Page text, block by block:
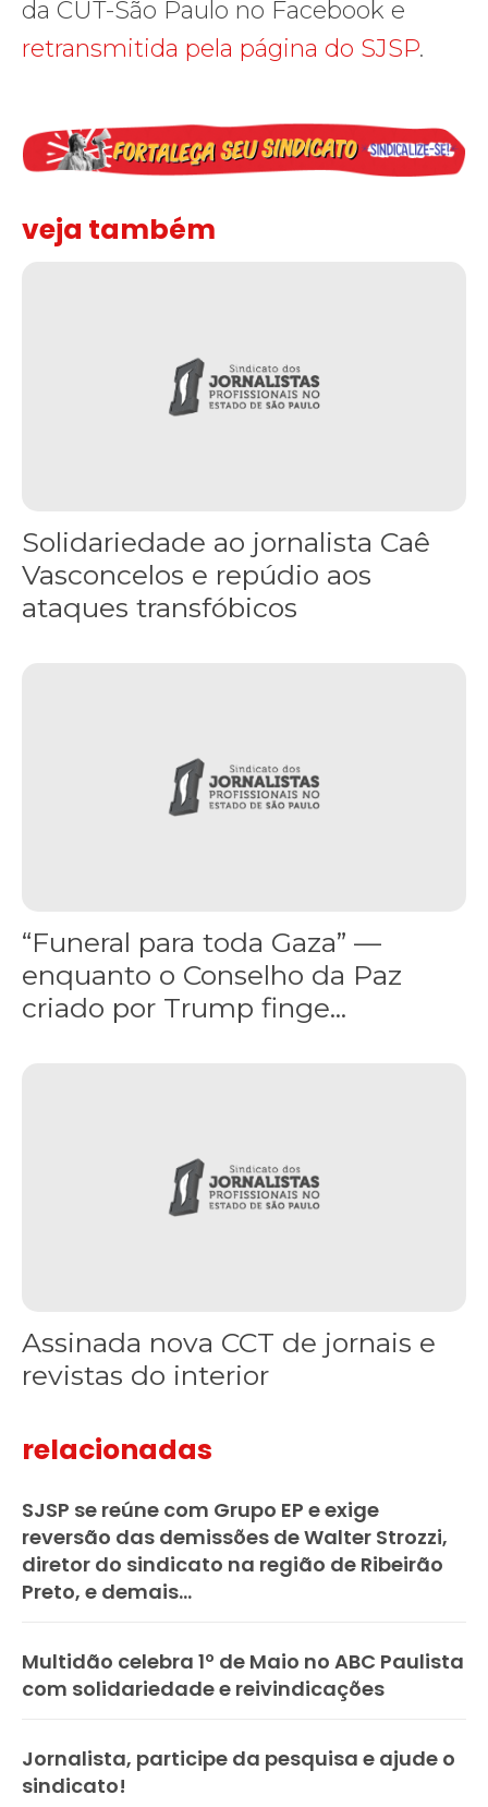
da CUT-São Paulo no Facebook e
retransmitida pela página do SJSP.
veja também
Solidariedade ao jornalista Caê
Vasconcelos e repúdio aos
ataques transfóbicos
“Funeral para toda Gaza” —
enquanto o Conselho da Paz
criado por Trump finge...
Assinada nova CCT de jornais e
revistas do interior
relacionadas
SJSP se reúne com Grupo EP e exige
reversão das demissões de Walter Strozzi,
diretor do sindicato na região de Ribeirão
Preto, e demais...
Multidão celebra 1º de Maio no ABC Paulista
com solidariedade e reivindicações
Jornalista, participe da pesquisa e ajude o
sindicato!